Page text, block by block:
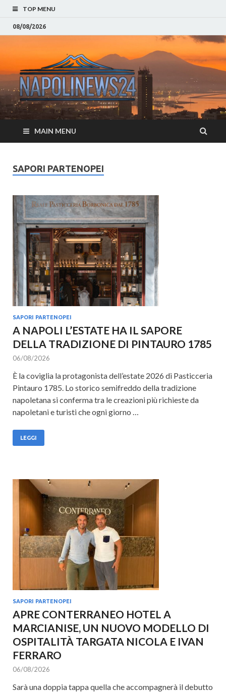
TOP MENU
08/08/2026
–
Napoli
Moda e
Cultura
Notizie sulla citta di
Napoli e Campania
Eventi, Sport
MAIN MENU
SAPORI PARTENOPEI
SAPORI PARTENOPEI
A NAPOLI L’ESTATE HA IL SAPORE
DELLA TRADIZIONE DI PINTAURO 1785
06/08/2026
È la coviglia la protagonista dell’estate 2026 di Pasticceria
Pintauro 1785. Lo storico semifreddo della tradizione
napoletana si conferma tra le creazioni più richieste da
napoletani e turisti che ogni giorno …
LEGGI
SAPORI PARTENOPEI
APRE CONTERRANEO HOTEL A
MARCIANISE, UN NUOVO MODELLO DI
OSPITALITÀ TARGATA NICOLA E IVAN
FERRARO
06/08/2026
Sarà una doppia tappa quella che accompagnerà il debutto